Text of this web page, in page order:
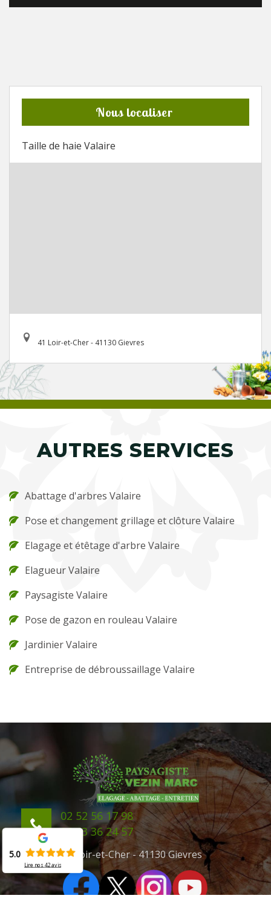
Nous localiser
Taille de haie Valaire
41 Loir-et-Cher - 41130 Gievres
AUTRES SERVICES
Abattage d'arbres Valaire
Pose et changement grillage et clôture Valaire
Elagage et étêtage d'arbre Valaire
Elagueur Valaire
Paysagiste Valaire
Pose de gazon en rouleau Valaire
Jardinier Valaire
Entreprise de débroussaillage Valaire
02 52 56 17 98
06 43 36 24 57
41 Loir-et-Cher - 41130 Gievres
5.0
Lire nos 42avis